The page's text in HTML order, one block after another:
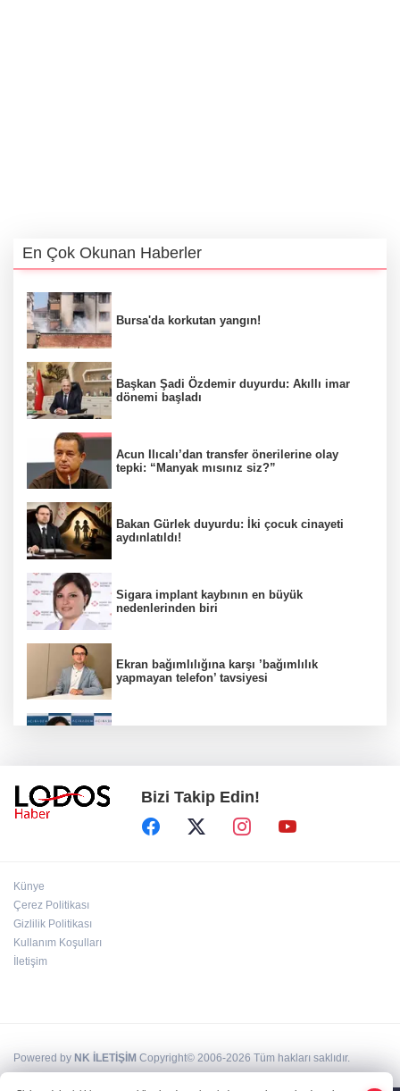
En Çok Okunan Haberler
Bursa'da korkutan yangın!
Başkan Şadi Özdemir duyurdu: Akıllı imar
dönemi başladı
Acun Ilıcalı’dan transfer önerilerine olay
tepki: “Manyak mısınız siz?”
Bakan Gürlek duyurdu: İki çocuk cinayeti
aydınlatıldı!
Sigara implant kaybının en büyük
nedenlerinden biri
Ekran bağımlılığına karşı ’bağımlılık
yapmayan telefon’ tavsiyesi
2 çocuğun ölümünde gerçek ortaya çıktı!
Gürlek açıkladı!
Bizi Takip Edin!
Künye
Çerez Politikası
Gizlilik Politikası
Kullanım Koşulları
İletişim
Powered by NK İLETİŞİM Copyright© 2006-2026 Tüm hakları saklıdır.